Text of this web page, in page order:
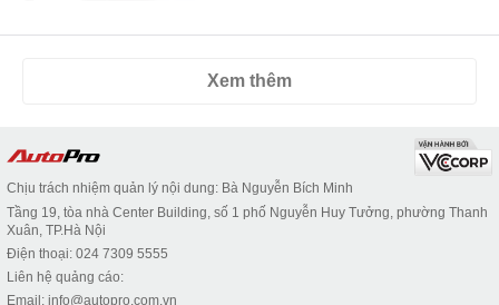
Xem thêm
Chịu trách nhiệm quản lý nội dung: Bà Nguyễn Bích Minh
Tầng 19, tòa nhà Center Building, số 1 phố Nguyễn Huy Tưởng, phường Thanh
Xuân, TP.Hà Nội
Điện thoại: 024 7309 5555
Liên hệ quảng cáo:
Email: info@autopro.com.vn